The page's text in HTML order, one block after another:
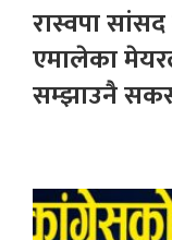
रास्वपा
एमालेका
सम्झाउनै